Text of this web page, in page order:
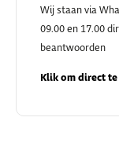
Wij staan via
09.00 en 17.00
beantwoorden
Klik om direct